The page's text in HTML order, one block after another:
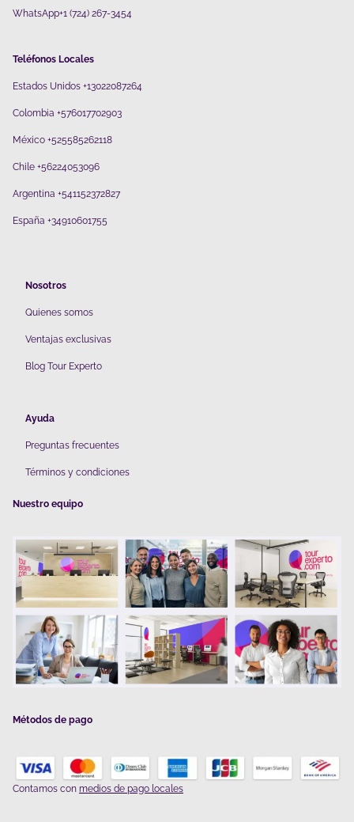
WhatsApp+1 (724) 267-3454
Teléfonos Locales
Estados Unidos +13022087264
Colombia +576017702903
México +525585262118
Chile +56224053096
Argentina +541152372827
España +34910601755
Nosotros
Quienes somos
Ventajas exclusivas
Blog Tour Experto
Ayuda
Preguntas frecuentes
Términos y condiciones
Nuestro equipo
Métodos de pago
Contamos con medios de pago locales